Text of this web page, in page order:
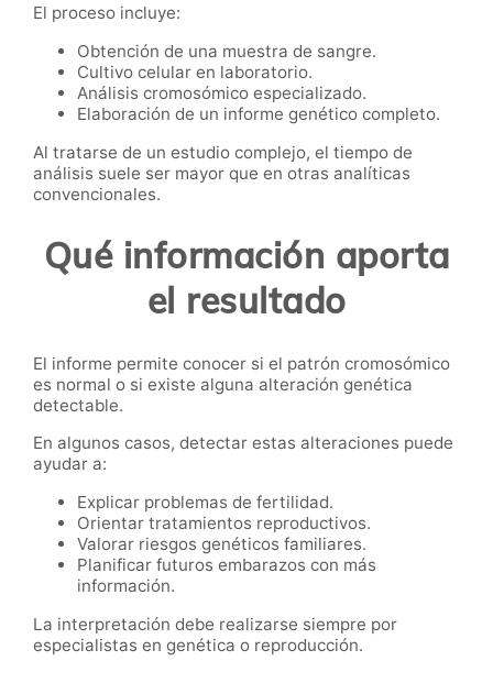
El proceso incluye:
Obtención de una muestra de sangre.
Cultivo celular en laboratorio.
Análisis cromosómico especializado.
Elaboración de un informe genético completo.
Al tratarse de un estudio complejo, el tiempo de
análisis suele ser mayor que en otras analíticas
convencionales.
Qué información aporta
el resultado
El informe permite conocer si el patrón cromosómico
es normal o si existe alguna alteración genética
detectable.
En algunos casos, detectar estas alteraciones puede
ayudar a:
Explicar problemas de fertilidad.
Orientar tratamientos reproductivos.
Valorar riesgos genéticos familiares.
Planificar futuros embarazos con más
información.
La interpretación debe realizarse siempre por
especialistas en genética o reproducción.